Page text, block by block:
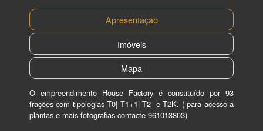
Apresentação
Imóveis
Mapa
O empreendimento House Factory é constituído por 93
frações com tipologias T0| T1+1| T2  e T2K. ( para acesso a
plantas e mais fotografias contacte 961013803)